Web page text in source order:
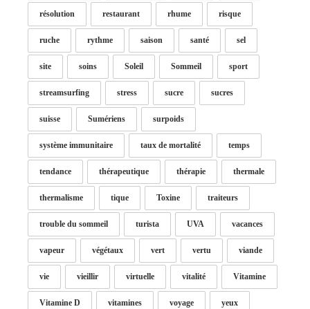
résolution restaurant rhume risque
ruche rythme saison santé sel
site soins Soleil Sommeil sport
streamsurfing stress sucre sucres
suisse Sumériens surpoids
système immunitaire taux de mortalité temps
tendance thérapeutique thérapie thermale
thermalisme tique Toxine traiteurs
trouble du sommeil turista UVA vacances
vapeur végétaux vert vertu viande
vie vieillir virtuelle vitalité Vitamine
Vitamine D vitamines voyage yeux